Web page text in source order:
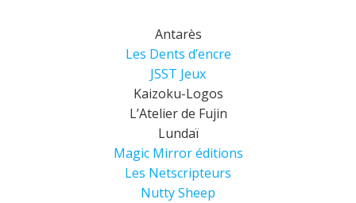
Antarès
Les Dents d’encre
JSST Jeux
Kaizoku-Logos
L’Atelier de Fujin
Lundaï
Magic Mirror éditions
Les Netscripteurs
Nutty Sheep